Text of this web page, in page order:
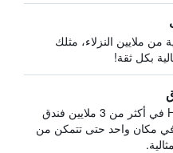
من ملايين النزلاء، مثلك
بكل ثقة!
يبحث HotelsCombined في أكثر من 3 ملايين فندق
مكان واحد حتى تتمكن من